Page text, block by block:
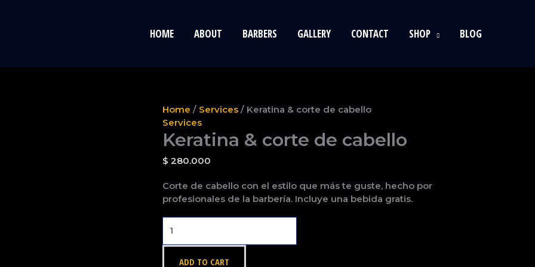
HOME ABOUT BARBERS GALLERY CONTACT SHOP BLOG
Home / Services / Keratina & corte de cabello
Services
Keratina & corte de cabello
$ 280.000
Corte de cabello con el estilo que más te guste, hecho por
profesionales de la barbería. Incluye una bebida gratis.
Keratina
&
corte
de
cabello
ADD TO CART